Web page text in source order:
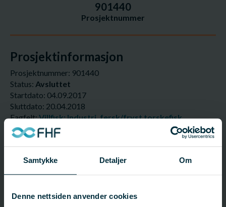
Samtykke Detaljer Om
Denne nettsiden anvender cookies
901440
Prosjektnummer
Prosjektinformasjon
Prosjektnummer: 901440
Status: Avsluttet
Startdato: 04.09.2017
Sluttdato: 20.04.2018
Fagfelt:Villfisk;Industri, fersk/fryst torskefisk
FHF-ansvarlig
Frank Jakobsen
frank.jakobsen@fhf.no